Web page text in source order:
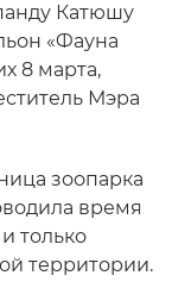
Катюшу
«Фауна
8 марта,
Мэра
зоопарка
время
только
территории.